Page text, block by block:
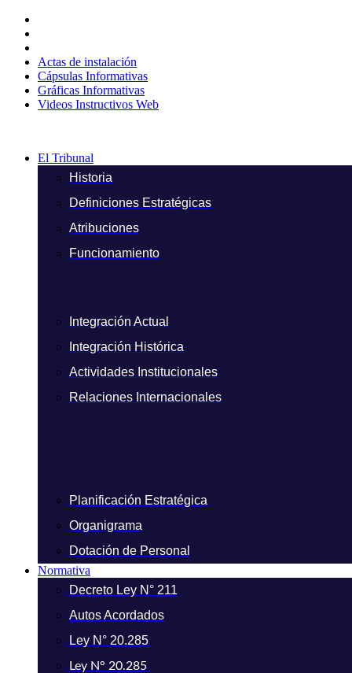
contenido
Actas de instalación
Cápsulas Informativas
Gráficas Informativas
Videos Instructivos Web
El Tribunal
Historia
Definiciones Estratégicas
Atribuciones
Funcionamiento
Integración Actual
Integración Histórica
Actividades Institucionales
Relaciones Internacionales
Planificación Estratégica
Organigrama
Dotación de Personal
Normativa
Decreto Ley N° 211
Autos Acordados
Ley N° 20.285
Ley N° 20.285